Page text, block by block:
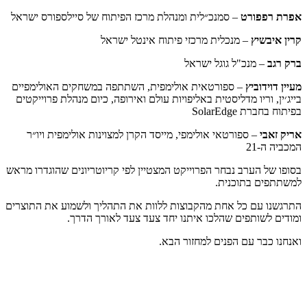
אפרת רפפורט – סמנכ״לית ומנהלת מרכז הפיתוח של סיילספורס ישראל
קרין איבשיץ – מנכלית מרכזי פיתוח אינטל ישראל
ברק רגב – מנכ"ל גוגל ישראל
מעיין דוידוביץ – ספורטאית אולימפית, השתתפה במשחקים האולימפיים
בייג׳ין, וריו מדליסטית באליפויות עולם ואירופה, כיום מנהלת פרוייקטים
בפיתוח בחברת SolarEdge
אריק זאבי – ספורטאי אולימפי, מייסד הקרן למצוינות אולימפית ויו״ר
המכביה ה-21
בסופו של הערב נבחר הפרוייקט המצטיין לפי קריוטריונים שהוגדרו מראש
למשתתפים בתוכנית.
התרגשנו עם כל אחת מהקבוצות ללוות את התהליך ולשמוע את התוצרים
ומודים לשותפים שהלכו איתנו יחד צעד צעד לאורך הדרך.
ואנחנו כבר עם הפנים למחזור הבא.